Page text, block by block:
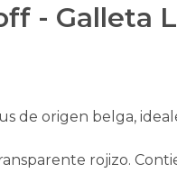
- Galleta
de origen belga,
rojizo.